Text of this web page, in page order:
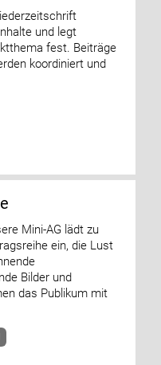
und legt
fest. Beiträge
koordiniert und
Mini-AG lädt zu
ein, die Lust
Bilder und
das Publikum mit